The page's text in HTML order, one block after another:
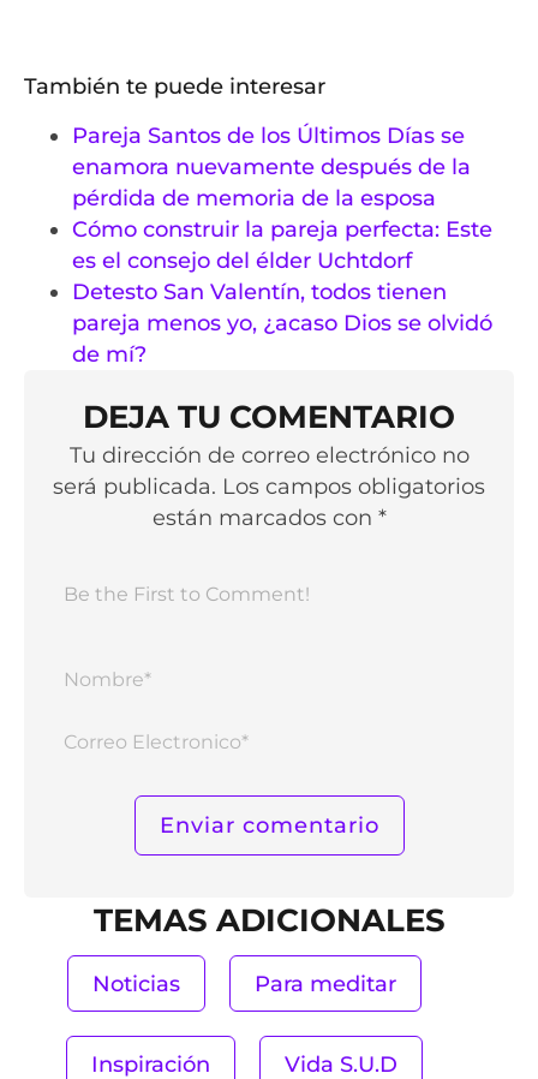
También te puede interesar
Pareja Santos de los Últimos Días se
enamora nuevamente después de la
pérdida de memoria de la esposa
Cómo construir la pareja perfecta: Este
es el consejo del élder Uchtdorf
Detesto San Valentín, todos tienen
pareja menos yo, ¿acaso Dios se olvidó
de mí?
DEJA TU COMENTARIO
Tu dirección de correo electrónico no
será publicada. Los campos obligatorios
están marcados con *
TEMAS ADICIONALES
Noticias Para meditar
Inspiración Vida S.U.D